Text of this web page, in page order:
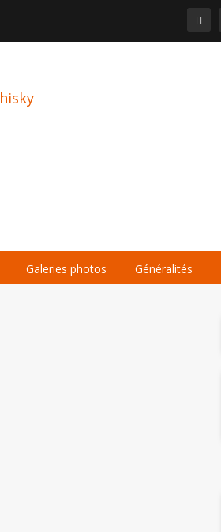
Galeries photos Généralités